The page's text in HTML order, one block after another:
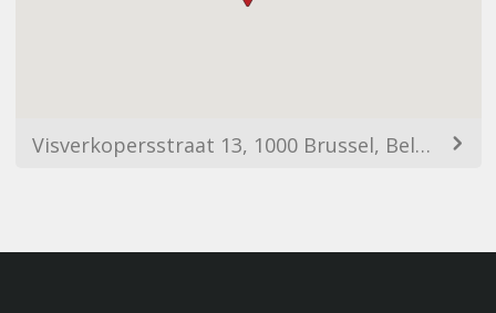
Visverkopersstraat 13, 1000 Brussel, Belgium